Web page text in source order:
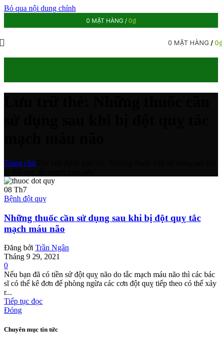
Bỏ qua nội dung chính
0 MẶT HÀNG / 0₫
0 MẶT HÀNG /0
Trang chủ
08 Th7
Bệnh đột quỵ
Những thuốc cần sử dụng sau khi bị đột quỵ tắc
mạch máu não
Đăng bởi Trần Ngân
Tháng 9 29, 2021
0
Nếu bạn đã có tiền sử đột quỵ não do tắc mạch máu não thì các bác
sĩ có thể kê đơn để phòng ngừa các cơn đột quỵ tiếp theo có thể xảy
r...
Tiếp tục đọc
Đóng
Chuyên mục tin tức